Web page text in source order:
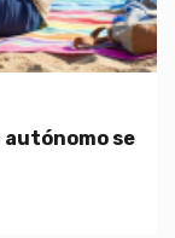
autónomo se